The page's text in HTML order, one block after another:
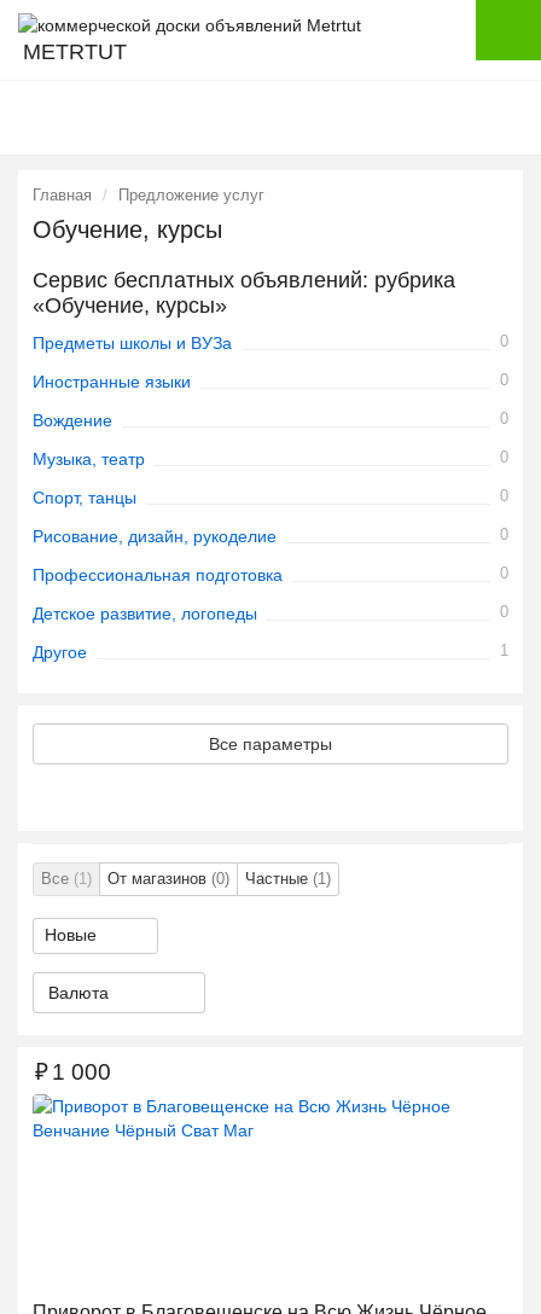
METRTUT
Главная Предложение услуг
Обучение, курсы
Сервис бесплатных объявлений: рубрика
«Обучение, курсы»
Предметы школы и ВУЗа 0
Иностранные языки 0
Вождение 0
Музыка, театр 0
Спорт, танцы 0
Рисование, дизайн, рукоделие 0
Профессиональная подготовка 0
Детское развитие, логопеды 0
Другое 1
Все параметры
Все (1) От магазинов (0) Частные (1)
Валюта
₽1 000